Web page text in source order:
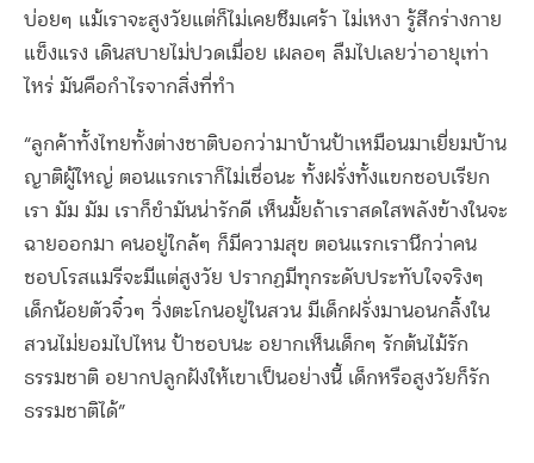
บ่อยๆ แม้เราจะสูงวัยแต่ก็ไม่เคยซึมเศร้า ไม่เหงา รู้สึกร่างกาย
แข็งแรง เดินสบายไม่ปวดเมื่อย เผลอๆ ลืมไปเลยว่าอายุเท่า
ไหร่ มันคือกำไรจากสิ่งที่ทำ
“ลูกค้าทั้งไทยทั้งต่างชาติบอกว่ามาบ้านป้าเหมือนมาเยี่ยมบ้าน
ญาติผู้ใหญ่ ตอนแรกเราก็ไม่เชื่อนะ ทั้งฝรั่งทั้งแขกชอบเรียก
เรา มัม มัม เราก็ขำมันน่ารักดี เห็นมั้ยถ้าเราสดใสพลังข้างในจะ
ฉายออกมา คนอยู่ใกล้ๆ ก็มีความสุข ตอนแรกเรานึกว่าคน
ชอบโรสแมรีจะมีแต่สูงวัย ปรากฏมีทุกระดับประทับใจจริงๆ
เด็กน้อยตัวจิ๋วๆ วิ่งตะโกนอยู่ในสวน มีเด็กฝรั่งมานอนกลิ้งใน
สวนไม่ยอมไปไหน ป้าชอบนะ อยากเห็นเด็กๆ รักต้นไม้รัก
ธรรมชาติ อยากปลูกฝังให้เขาเป็นอย่างนี้ เด็กหรือสูงวัยก็รัก
ธรรมชาติได้”